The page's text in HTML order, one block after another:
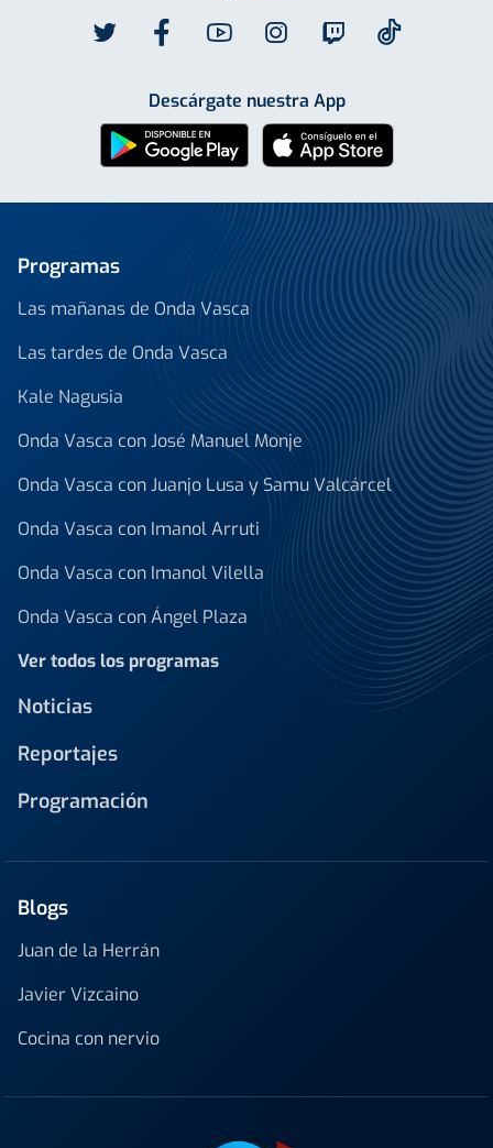
Descárgate nuestra App
Programas
Las mañanas de Onda Vasca
Las tardes de Onda Vasca
Kale Nagusia
Onda Vasca con José Manuel Monje
Onda Vasca con Juanjo Lusa y Samu Valcárcel
Onda Vasca con Imanol Arruti
Onda Vasca con Imanol Vilella
Onda Vasca con Ángel Plaza
Ver todos los programas
Noticias
Reportajes
Programación
Blogs
Juan de la Herrán
Javier Vizcaino
Cocina con nervio